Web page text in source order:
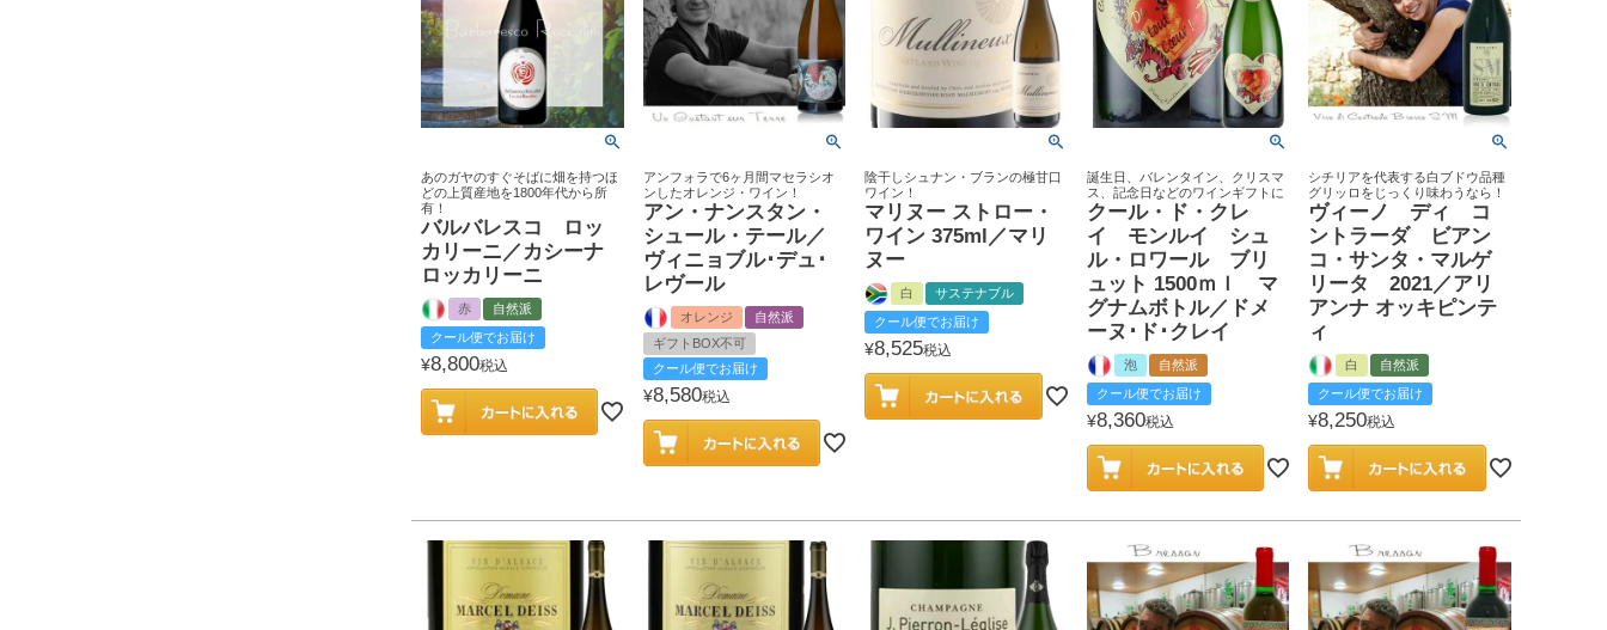
あのガヤのすぐそばに畑を持つほ
どの上質産地を1800年代から所
有！
バルバレスコ ロッ
カリーニ／カシーナ
ロッカリーニ
赤
自然派
クール便でお届け
¥8,800税込
アンフォラで6ヶ月間マセラシオ
ンしたオレンジ・ワイン！
アン・ナンスタン・
シュール・テール／
ヴィニョブル･デュ･
レヴール
オレンジ
自然派
ギフトBOX不可
クール便でお届け
¥8,580税込
陰干しシュナン・ブランの極甘口
ワイン！
マリヌー ストロー・
ワイン 375ml／マリ
ヌー
白
サステナブル
クール便でお届け
¥8,525税込
誕生日、バレンタイン、クリスマ
ス、記念日などのワインギフトに
クール・ド・クレ
イ モンルイ シュ
ル・ロワール ブリ
ュット 1500ｍｌ マ
グナムボトル／ドメ
ーヌ･ド･クレイ
泡
自然派
クール便でお届け
¥8,360税込
シチリアを代表する白ブドウ品種
グリッロをじっくり味わうなら！
ヴィーノ ディ コ
ントラーダ ビアン
コ・サンタ・マルゲ
リータ 2021／アリ
アンナ オッキピンテ
ィ
白
自然派
クール便でお届け
¥8,250税込